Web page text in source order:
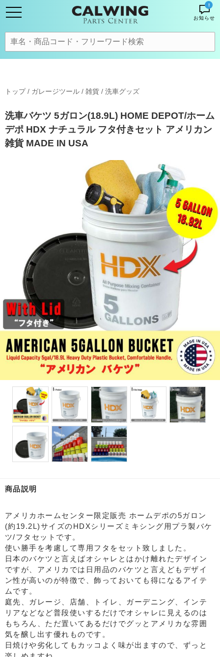
!
お知らせ
トップ/ ガレージツール / 雑貨 / 洗車グッズ
洗車バケツ 5ガロン(18.9L) HOME DEPOT/ホーム
デポ HDX ナチュラル フタ付きセット アメリカン
雑貨 MADE IN USA
商品説明
アメリカホームセンター限定販売 ホームデポの5ガロン
(約19.2L)サイズのHDXシリーズミキシング用プラ製バケ
ツ/フタセットです。
使い勝手を考慮して専用フタをセット致しました。
日本のバケツと言えばオシャレとはかけ離れたデザイン
ですが、アメリカでは日用品のバケツと言えどもデザイ
ン性が高いのが特徴で、飾っておいても得になるアイテ
ムです。
庭先、ガレージ、店舗、トイレ、ガーデニング、インテ
リアなどなど普段使いするだけでオシャレに見えるのは
もちろん、ただ置いてあるだけでグッとアメリカな雰囲
気を醸し出す優れものです。
日焼けや劣化してもカッコよく味が出ますので、ずっと